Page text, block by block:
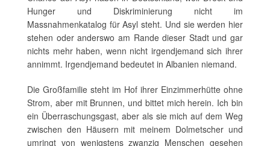
Hunger und Diskriminierung nicht im
Massnahmenkatalog für Asyl steht. Und sie werden hier
stehen oder anderswo am Rande dieser Stadt und gar
nichts mehr haben, wenn nicht irgendjemand sich ihrer
annimmt. Irgendjemand bedeutet in Albanien niemand.
Die Großfamilie steht im Hof ihrer Einzimmerhütte ohne
Strom, aber mit Brunnen, und bittet mich herein. Ich bin
ein Überraschungsgast, aber als sie mich auf dem Weg
zwischen den Häusern mit meinem Dolmetscher und
umringt von wenigstens zwanzig Menschen gesehen